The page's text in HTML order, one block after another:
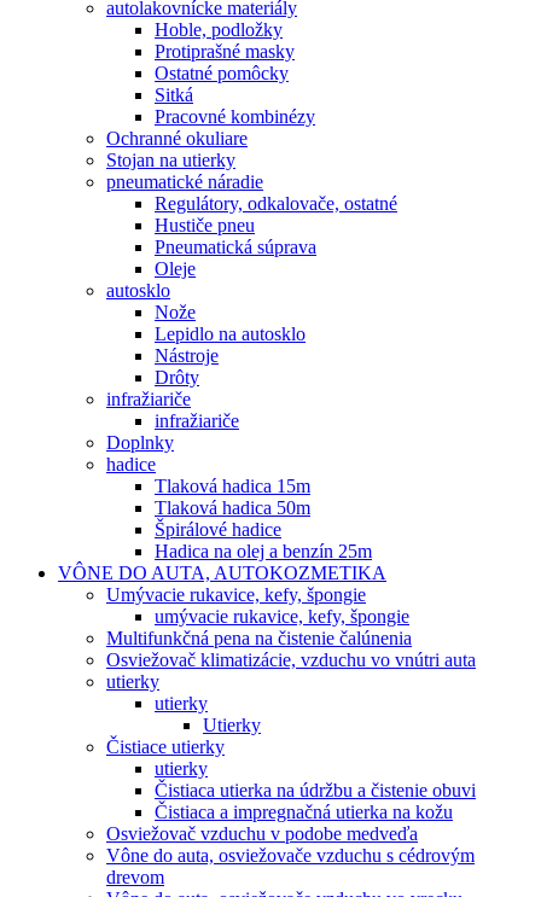
autolakovnícke materiály
Hoble, podložky
Protiprašné masky
Ostatné pomôcky
Sitká
Pracovné kombinézy
Ochranné okuliare
Stojan na utierky
pneumatické náradie
Regulátory, odkalovače, ostatné
Hustiče pneu
Pneumatická súprava
Oleje
autosklo
Nože
Lepidlo na autosklo
Nástroje
Drôty
infražiariče
infražiariče
Doplnky
hadice
Tlaková hadica 15m
Tlaková hadica 50m
Špirálové hadice
Hadica na olej a benzín 25m
VÔNE DO AUTA, AUTOKOZMETIKA
Umývacie rukavice, kefy, špongie
umývacie rukavice, kefy, špongie
Multifunkčná pena na čistenie čalúnenia
Osviežovač klimatizácie, vzduchu vo vnútri auta
utierky
utierky
Utierky
Čistiace utierky
utierky
Čistiaca utierka na údržbu a čistenie obuvi
Čistiaca a impregnačná utierka na kožu
Osviežovač vzduchu v podobe medveďa
Vône do auta, osviežovače vzduchu s cédrovým
drevom